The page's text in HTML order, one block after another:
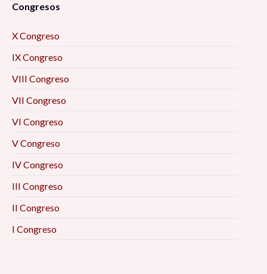
Congresos
X Congreso
IX Congreso
VIII Congreso
VII Congreso
VI Congreso
V Congreso
IV Congreso
III Congreso
II Congreso
I Congreso